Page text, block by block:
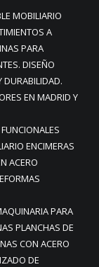
MOBILIARIO
A
PARA
DISEÑO
DURABILIDAD.
EN MADRID Y
ENCIMERAS
ACERO
PARA
PLANCHAS DE
CON ACERO
DE